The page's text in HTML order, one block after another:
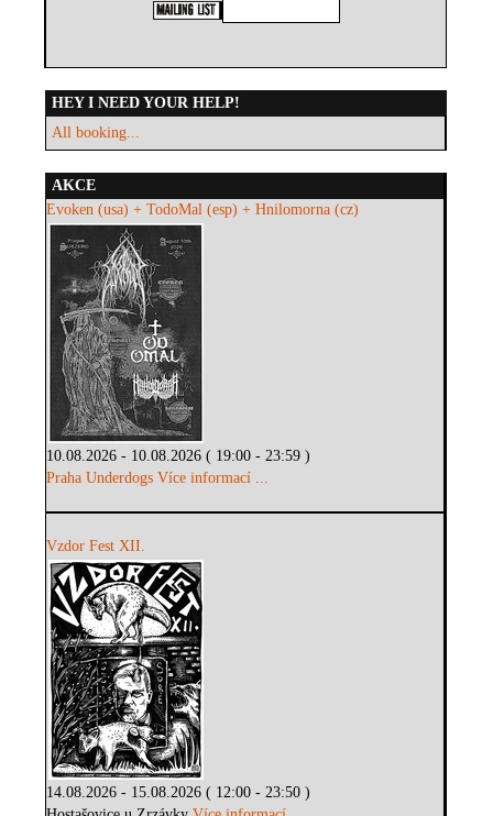
HEY I NEED YOUR HELP!
All booking...
AKCE
Evoken (usa) + TodoMal (esp) + Hnilomorna (cz)
10.08.2026 - 10.08.2026 ( 19:00 - 23:59 )
Praha Underdogs Více informací ...
Vzdor Fest XII.
14.08.2026 - 15.08.2026 ( 12:00 - 23:50 )